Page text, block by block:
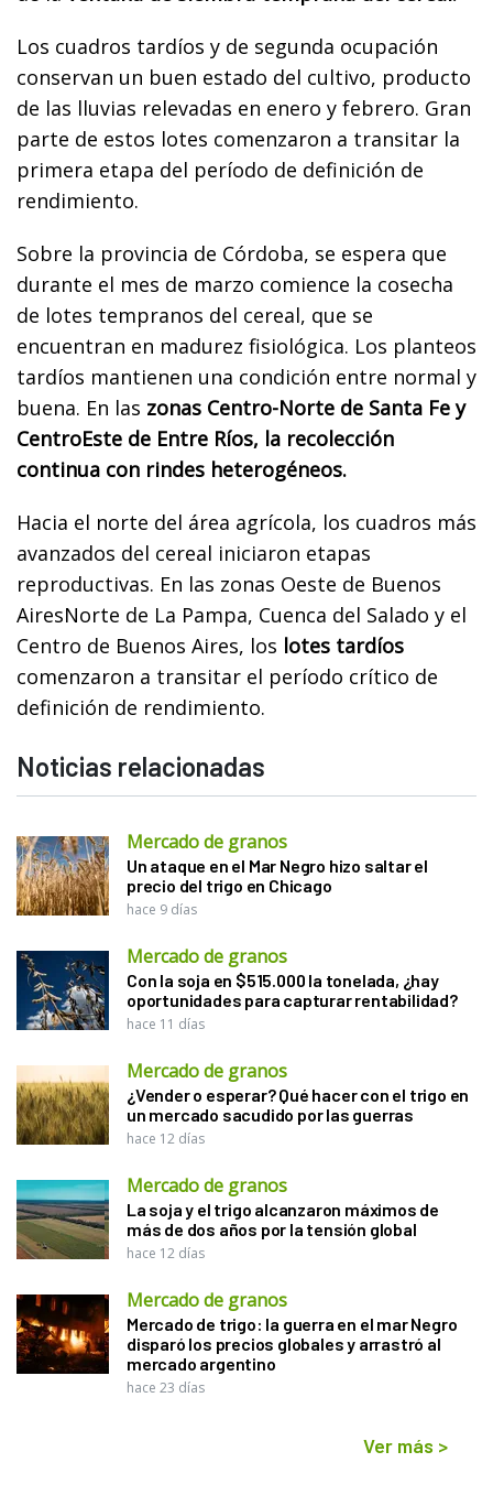
Los cuadros tardíos y de segunda ocupación
conservan un buen estado del cultivo, producto
de las lluvias relevadas en enero y febrero. Gran
parte de estos lotes comenzaron a transitar la
primera etapa del período de definición de
rendimiento.
Sobre la provincia de Córdoba, se espera que
durante el mes de marzo comience la cosecha
de lotes tempranos del cereal, que se
encuentran en madurez fisiológica. Los planteos
tardíos mantienen una condición entre normal y
buena. En las zonas Centro-Norte de Santa Fe y
CentroEste de Entre Ríos, la recolección
continua con rindes heterogéneos.
Hacia el norte del área agrícola, los cuadros más
avanzados del cereal iniciaron etapas
reproductivas. En las zonas Oeste de Buenos
AiresNorte de La Pampa, Cuenca del Salado y el
Centro de Buenos Aires, los lotes tardíos
comenzaron a transitar el período crítico de
definición de rendimiento.
Noticias relacionadas
Mercado de granos
Un ataque en el Mar Negro hizo saltar el
precio del trigo en Chicago
hace 9 días
Mercado de granos
Con la soja en $515.000 la tonelada, ¿hay
oportunidades para capturar rentabilidad?
hace 11 días
Mercado de granos
¿Vender o esperar? Qué hacer con el trigo en
un mercado sacudido por las guerras
hace 12 días
Mercado de granos
La soja y el trigo alcanzaron máximos de
más de dos años por la tensión global
hace 12 días
Mercado de granos
Mercado de trigo: la guerra en el mar Negro
disparó los precios globales y arrastró al
mercado argentino
hace 23 días
Ver más >